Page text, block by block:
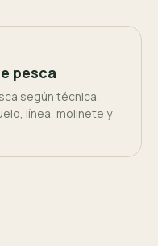
pesca
según técnica,
línea, molinete y